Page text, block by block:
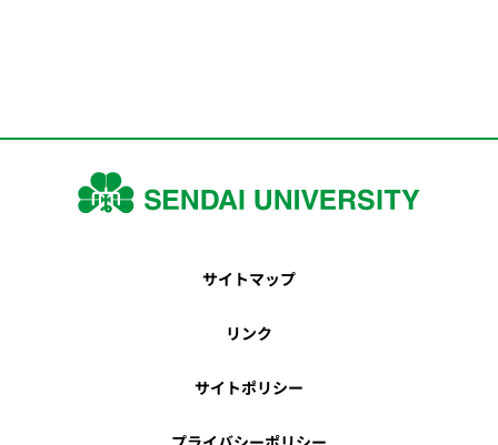
サイトマップ
リンク
サイトポリシー